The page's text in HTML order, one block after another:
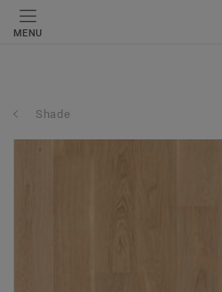
MENU
Shade